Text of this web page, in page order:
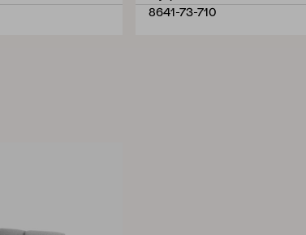
8641-73-710